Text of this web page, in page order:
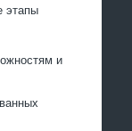
этапы
и